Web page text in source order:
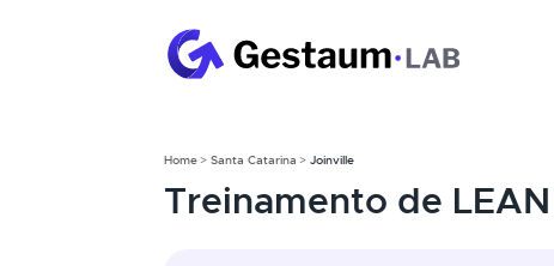
Home Santa Catarina Joinville
Treinamento de